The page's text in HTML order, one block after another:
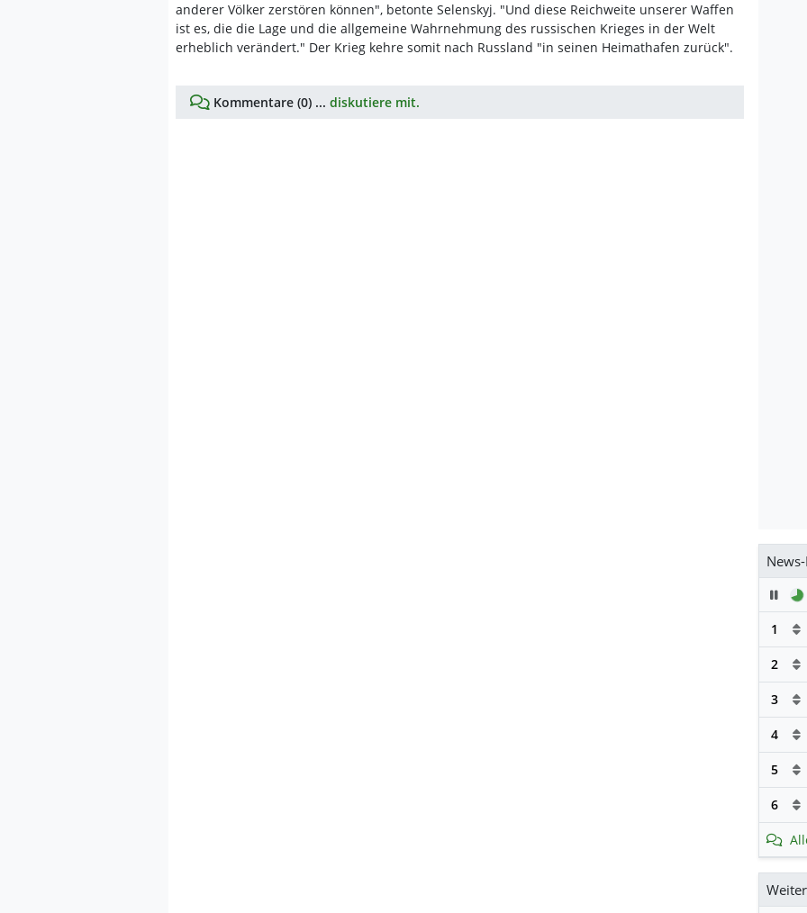
anderer Völker zerstören können", betonte Selenskyj. "Und diese Reichweite unserer Waffen
ist es, die die Lage und die allgemeine Wahrnehmung des russischen Krieges in der Welt
erheblich verändert." Der Krieg kehre somit nach Russland "in seinen Heimathafen zurück".
Kommentare (0) ... diskutiere mit.
1
2
3
4
5
6